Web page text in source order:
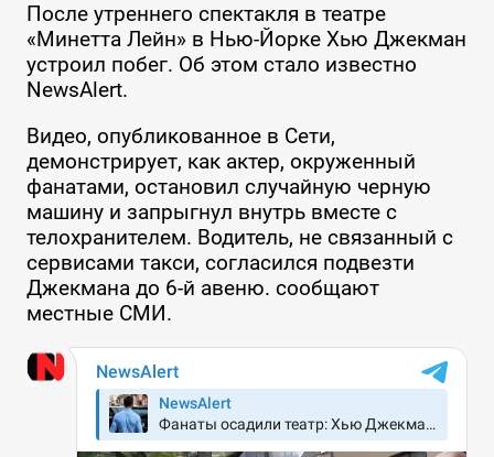
После утреннего спектакля в театре
«Минетта Лейн» в Нью-Йорке Хью Джекман
устроил побег. Об этом стало известно
NewsAlert.
Видео, опубликованное в Сети,
демонстрирует, как актер, окруженный
фанатами, остановил случайную черную
машину и запрыгнул внутрь вместе с
телохранителем. Водитель, не связанный с
сервисами такси, согласился подвезти
Джекмана до 6-й авеню. сообщают
местные СМИ.